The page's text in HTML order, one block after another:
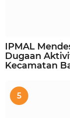
IPMAL
Dugaan
Kecamatan
5